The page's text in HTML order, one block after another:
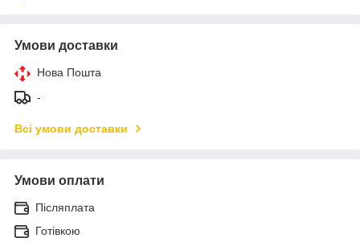
Умови доставки
Нова Пошта
-
Всі умови доставки
Умови оплати
Післяплата
Готівкою